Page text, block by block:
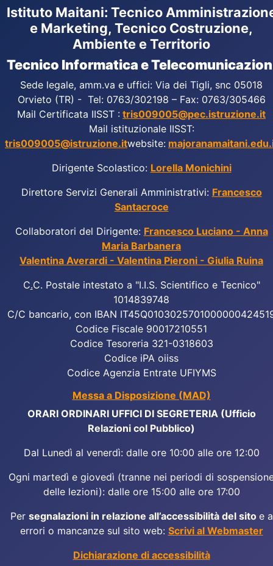
Istituto Maitani: Tecnico
e Marketing, Tecnico Costruzione,
Ambiente e Territorio
Tecnico Informatica e
Sede legale, amm.va e uffici: Via dei Tigli, snc 05018
Orvieto (TR) - Tel: 0763/302198 – Fax: 0763/305466
Mail Certificata IISST : tris009005@pec.istruzione.it
Mail istituzionale IISST:
tris009005@istruzione.itwebsite:
Dirigente Scolastico: Lorella Monichini
Direttore Servizi Generali Amministrativi: Francesco
Santacroce
Collaboratori del Dirigente: Francesco Luciano - Anna
Maria Barbanera
Valentina Averardi - Valentina Pieroni - Giulia Ruina
C.C. Postale intestato a "I.I.S. Scientifico e Tecnico"
1014839748
C/C bancario, con IBAN
Codice Fiscale 90017210551
Codice Tesoreria 321-0318603
Codice iPA oiiss
Codice Agenzia Entrate UFIYMS
Messa a Disposizione (MAD)
ORARI ORDINARI UFFICI DI SEGRETERIA (Ufficio
Relazioni col Pubblico)
Dal Lunedì al venerdì: dalle ore 10:00 alle ore 12:00
Ogni martedì e giovedì (tranne nei periodi di
delle lezioni): dalle ore 15:00 alle ore 17:00
Per segnalazioni in relazione all’accessibilità del sito e a
errori o mancanze sul sito web: Scrivi al Webmaster
Dichiarazione di accessibilità